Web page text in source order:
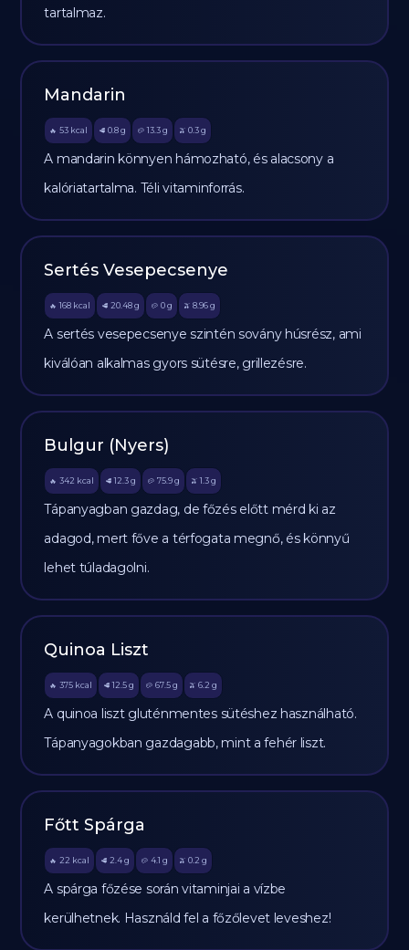
tartalmaz.
Mandarin
🔥 53 kcal 🥩 0.8 g 🥔 13.3g 🫒 0.3 g
A mandarin könnyen hámozható, és alacsony a
kalóriatartalma. Téli vitaminforrás.
Sertés Vesepecsenye
🔥 168 kcal 🥩 20.48 g 🥔 0g 🫒 8.96 g
A sertés vesepecsenye szintén sovány húsrész, ami
kiválóan alkalmas gyors sütésre, grillezésre.
Bulgur (Nyers)
🔥 342 kcal 🥩 12.3 g 🥔 75.9g 🫒 1.3 g
Tápanyagban gazdag, de főzés előtt mérd ki az
adagod, mert főve a térfogata megnő, és könnyű
lehet túladagolni.
Quinoa Liszt
🔥 375 kcal 🥩 12.5 g 🥔 67.5g 🫒 6.2 g
A quinoa liszt gluténmentes sütéshez használható.
Tápanyagokban gazdagabb, mint a fehér liszt.
Főtt Spárga
🔥 22 kcal 🥩 2.4 g 🥔 4.1 g 🫒 0.2 g
A spárga főzése során vitaminjai a vízbe
kerülhetnek. Használd fel a főzőlevet leveshez!